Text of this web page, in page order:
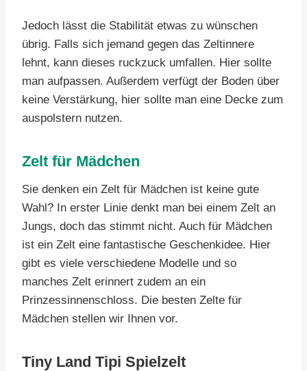
Jedoch lässt die Stabilität etwas zu wünschen
übrig. Falls sich jemand gegen das Zeltinnere
lehnt, kann dieses ruckzuck umfallen. Hier sollte
man aufpassen. Außerdem verfügt der Boden über
keine Verstärkung, hier sollte man eine Decke zum
auspolstern nutzen.
Zelt für Mädchen
Sie denken ein Zelt für Mädchen ist keine gute
Wahl? In erster Linie denkt man bei einem Zelt an
Jungs, doch das stimmt nicht. Auch für Mädchen
ist ein Zelt eine fantastische Geschenkidee. Hier
gibt es viele verschiedene Modelle und so
manches Zelt erinnert zudem an ein
Prinzessinnenschloss. Die besten Zelte für
Mädchen stellen wir Ihnen vor.
Tiny Land Tipi Spielzelt